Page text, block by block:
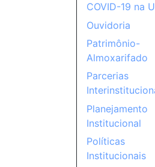
COVID-19 na
Ouvidoria
Patrimônio-
Almoxarifado
Parcerias
Planejamento
Institucional
Políticas
Institucionais